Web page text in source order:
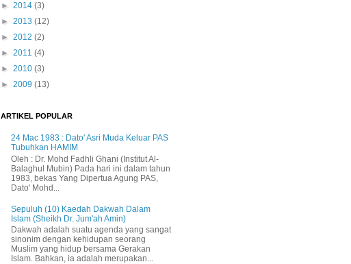
► 2014 (3)
► 2013 (12)
► 2012 (2)
► 2011 (4)
► 2010 (3)
► 2009 (13)
ARTIKEL POPULAR
24 Mac 1983 : Dato' Asri Muda Keluar PAS
Tubuhkan HAMIM
Oleh : Dr. Mohd Fadhli Ghani (Institut Al-
Balaghul Mubin) Pada hari ini dalam tahun
1983, bekas Yang Dipertua Agung PAS,
Dato' Mohd...
Sepuluh (10) Kaedah Dakwah Dalam
Islam (Sheikh Dr. Jum'ah Amin)
Dakwah adalah suatu agenda yang sangat
sinonim dengan kehidupan seorang
Muslim yang hidup bersama Gerakan
Islam. Bahkan, ia adalah merupakan...